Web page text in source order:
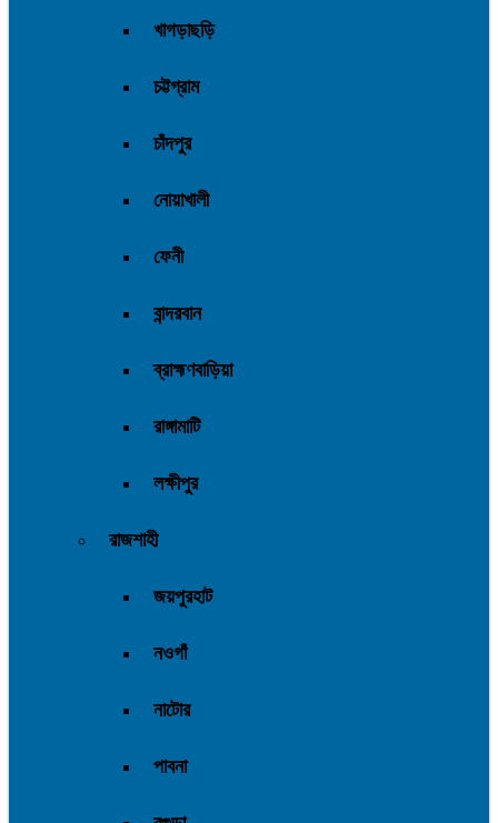
খাগড়াছড়ি
চট্টগ্রাম
চাঁদপুর
নোয়াখালী
ফেনী
বান্দরবান
ব্রাহ্মণবাড়িয়া
রাঙ্গামাটি
লক্ষীপুর
রাজশাহী
জয়পুরহাট
নওগাঁ
নাটোর
পাবনা